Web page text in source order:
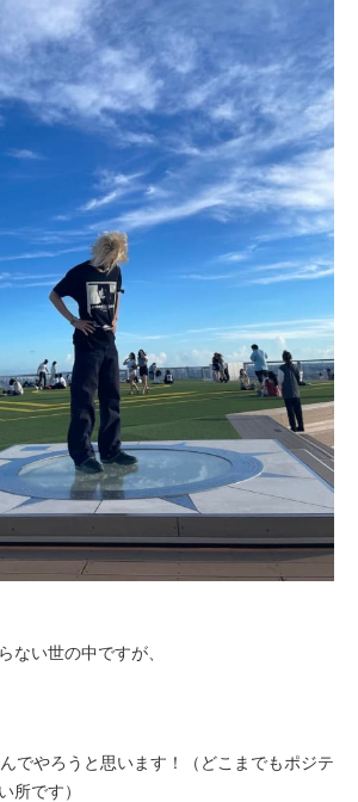
ない世の中ですが、
でやろうと思います！（どこまでもポジテ
所です）